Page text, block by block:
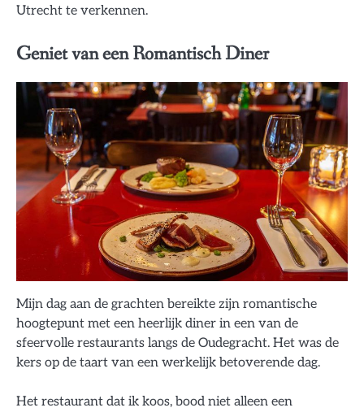
Utrecht te verkennen.
Geniet van een Romantisch Diner
Mijn dag aan de grachten bereikte zijn romantische
hoogtepunt met een heerlijk diner in een van de
sfeervolle restaurants langs de Oudegracht. Het was de
kers op de taart van een werkelijk betoverende dag.
Het restaurant dat ik koos, bood niet alleen een